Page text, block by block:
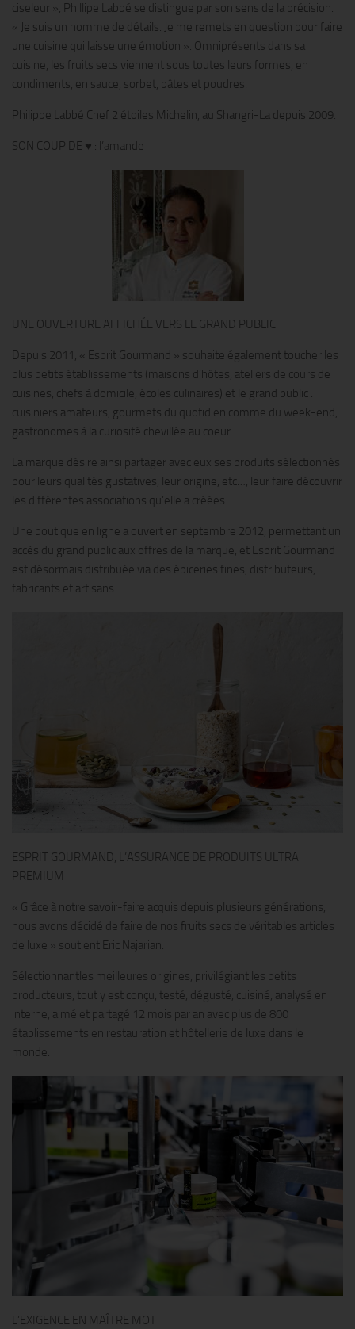
ciseleur », Phillipe Labbé se distingue par son sens de la précision.
« Je suis un homme de détails. Je me remets en question pour faire
une cuisine qui laisse une émotion ». Omniprésents dans sa
cuisine, les fruits secs viennent sous toutes leurs formes, en
condiments, en sauce, sorbet, pâtes et poudres.
Philippe Labbé Chef 2 étoiles Michelin, au Shangri-La depuis 2009.
SON COUP DE ♥ : l’amande
UNE OUVERTURE AFFICHÉE VERS LE GRAND PUBLIC
Depuis 2011, « Esprit Gourmand » souhaite également toucher les
plus petits établissements (maisons d’hôtes, ateliers de cours de
cuisines, chefs à domicile, écoles culinaires) et le grand public :
cuisiniers amateurs, gourmets du quotidien comme du week-end,
gastronomes à la curiosité chevillée au coeur.
La marque désire ainsi partager avec eux ses produits sélectionnés
pour leurs qualités gustatives, leur origine, etc…, leur faire découvrir
les différentes associations qu’elle a créées…
Une boutique en ligne a ouvert en septembre 2012, permettant un
accès du grand public aux offres de la marque, et Esprit Gourmand
est désormais distribuée via des épiceries fines, distributeurs,
fabricants et artisans.
ESPRIT GOURMAND, L’ASSURANCE DE PRODUITS ULTRA
PREMIUM
« Grâce à notre savoir-faire acquis depuis plusieurs générations,
nous avons décidé de faire de nos fruits secs de véritables articles
de luxe » soutient Eric Najarian.
Sélectionnantles meilleures origines, privilégiant les petits
producteurs, tout y est conçu, testé, dégusté, cuisiné, analysé en
interne, aimé et partagé 12 mois par an avec plus de 800
établissements en restauration et hôtellerie de luxe dans le
monde.
L’EXIGENCE EN MAÎTRE MOT